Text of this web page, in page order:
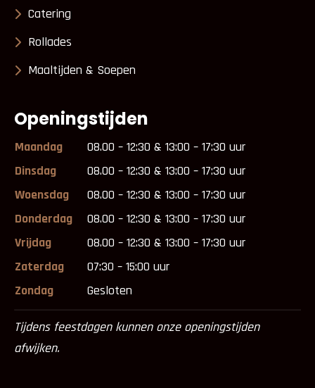
Catering
Rollades
Maaltijden & Soepen
Openingstijden
Maandag
08.00 – 12:30 & 13:00 – 17:30 uur
Dinsdag
08.00 – 12:30 & 13:00 – 17:30 uur
Woensdag
08.00 – 12:30 & 13:00 – 17:30 uur
Donderdag
08.00 – 12:30 & 13:00 – 17:30 uur
Vrijdag
08.00 – 12:30 & 13:00 – 17:30 uur
Zaterdag
07:30 – 15:00 uur
Zondag
Gesloten
Tijdens feestdagen kunnen onze openingstijden
afwijken.